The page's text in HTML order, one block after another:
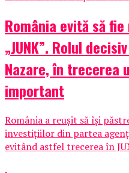
România evită să
„JUNK”. Rolul
Nazare, în trecerea
important
România a reușit să își
investițiilor din partea
evitând astfel trecerea în